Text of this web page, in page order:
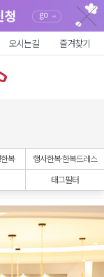
오시는길 즐겨찾기
복
행사한복·한복드레스
태그필터